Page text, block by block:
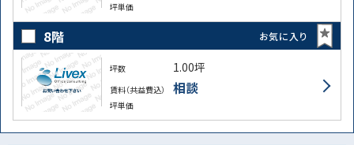
坪単価
8階 お気に入り
坪数 1.00坪
賃料（共益費込） 相談
坪単価